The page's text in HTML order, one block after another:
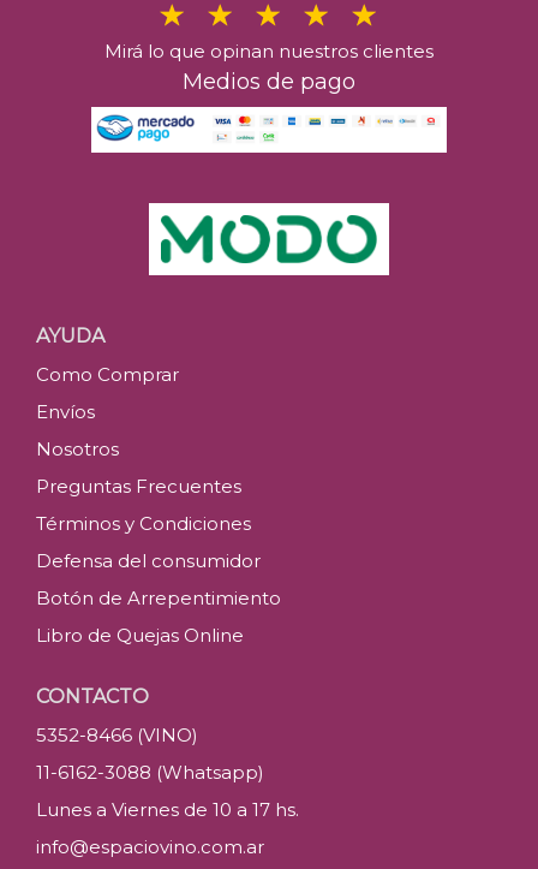
Mirá lo que opinan nuestros clientes
Medios de pago
AYUDA
Como Comprar
Envíos
Nosotros
Preguntas Frecuentes
Términos y Condiciones
Defensa del consumidor
Botón de Arrepentimiento
Libro de Quejas Online
CONTACTO
5352-8466 (VINO)
11-6162-3088 (Whatsapp)
Lunes a Viernes de 10 a 17 hs.
info@espaciovino.com.ar